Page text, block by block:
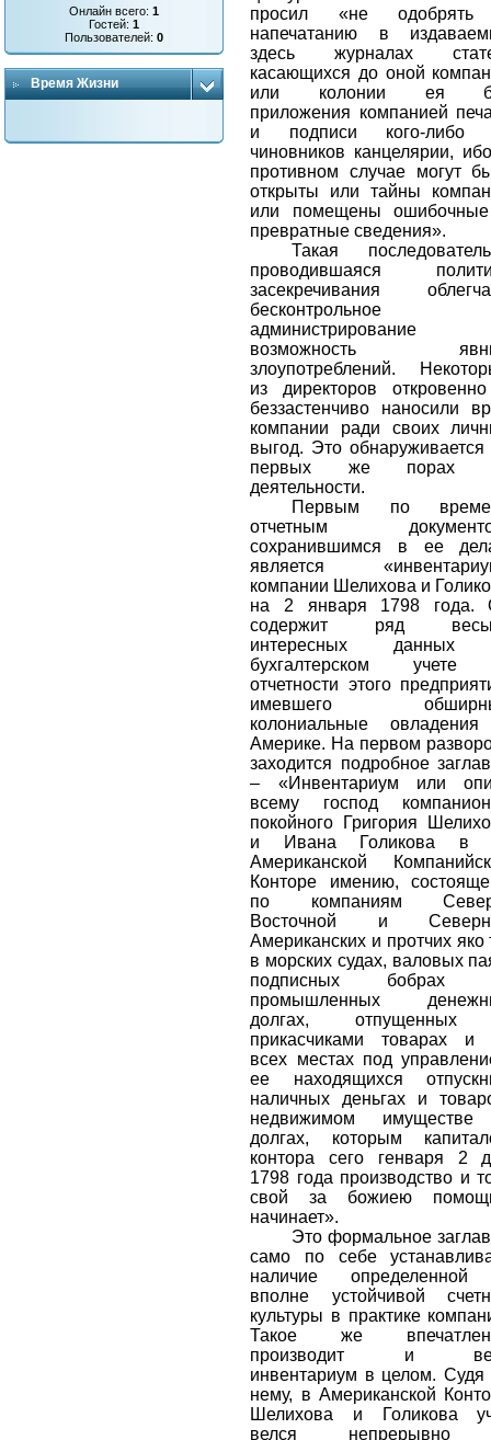
Онлайн всего:1
Гостей:1
Пользователей:0
Время Жизни
просил «не
напечатанию в
здесь журналах
касающихся до оной
или колонии ея
приложения компанией
и подписи кого-либо
чиновников канцелярии,
противном случае могут
открыты или тайны
или помещены
превратные сведения».
Такая
проводившаяся
засекречивания
бесконтрольное
возможность
злоупотреблений.
из директоров
беззастенчиво наносили
компании ради своих
выгод. Это обнаруживается
первых же порах
деятельности.
Первым по
отчетным
сохранившимся в ее
является
компании Шелихова и
на 2 января 1798 года.
содержит ряд
интересных
бухгалтерском
отчетности этого
имевшего
колониальные
Америке. На первом
заходится подробное
– «Инвентариум или
всему господ
покойного Григория
и Ивана Голикова в
Американской
Конторе имению,
по компаниям
Восточной и
Американских и протчих яко
в морских судах, валовых
подписных бобрах
промышленных
долгах,
прикасчиками товарах и
всех местах под
ее находящихся
наличных деньгах и
недвижимом
долгах, которым
контора сего генваря 2
1798 года производство и
свой за божиею
начинает».
Это формальное
само по себе
наличие
вполне устойчивой
культуры в практике
Такое же
производит и
инвентариум в целом. Судя
нему, в Американской
Шелихова и Голикова
велся